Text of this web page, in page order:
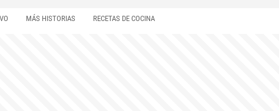
MÁS HISTORIAS RECETAS DE COCINA